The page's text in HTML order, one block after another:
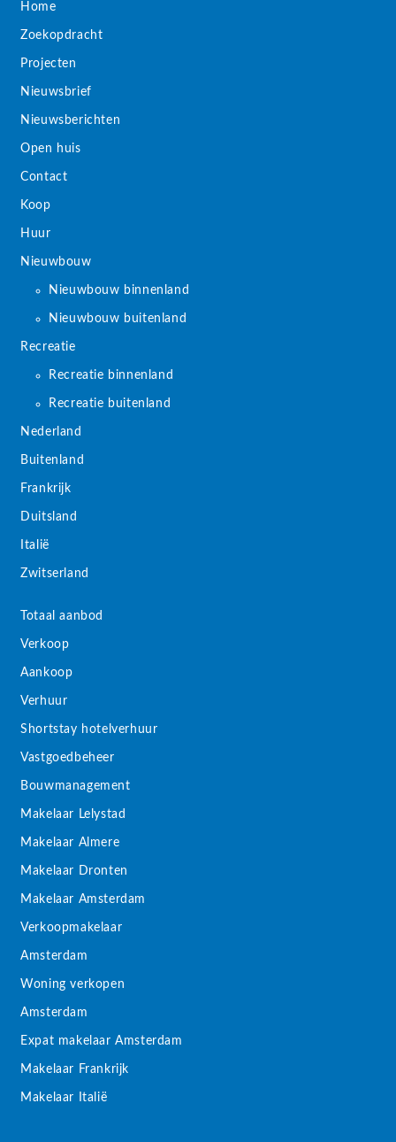
Home
Zoekopdracht
Projecten
Nieuwsbrief
Nieuwsberichten
Open huis
Contact
Koop
Huur
Nieuwbouw
Nieuwbouw binnenland
Nieuwbouw buitenland
Recreatie
Recreatie binnenland
Recreatie buitenland
Nederland
Buitenland
Frankrijk
Duitsland
Italië
Zwitserland
Totaal aanbod
Verkoop
Aankoop
Verhuur
Shortstay hotelverhuur
Vastgoedbeheer
Bouwmanagement
Makelaar Lelystad
Makelaar Almere
Makelaar Dronten
Makelaar Amsterdam
Verkoopmakelaar
Amsterdam
Woning verkopen
Amsterdam
Expat makelaar Amsterdam
Makelaar Frankrijk
Makelaar Italië